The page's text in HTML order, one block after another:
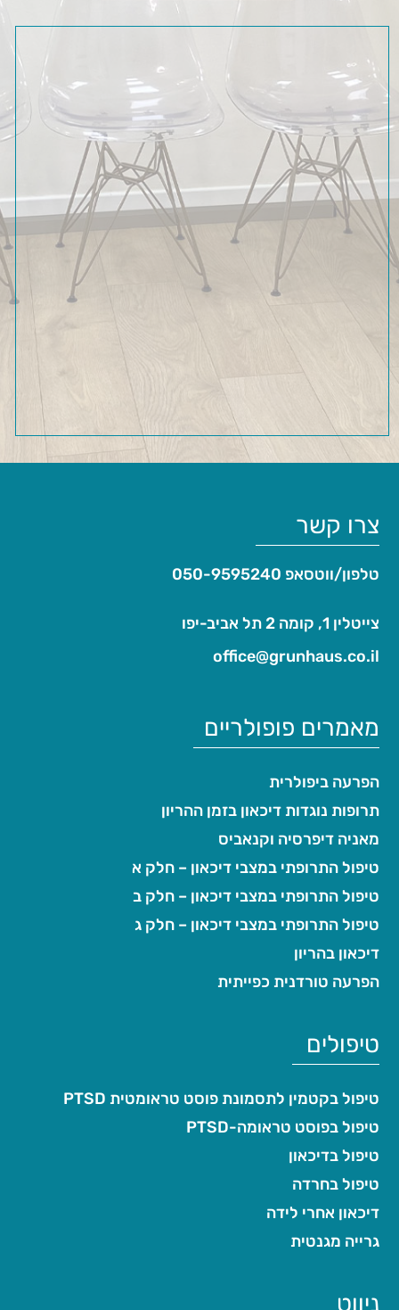
צרו קשר
טלפון/ווטסאפ 050-9595240
צייטלין 1, קומה 2 תל אביב-יפו
office@grunhaus.co.il‏
מאמרים פופולריים
הפרעה ביפולרית
תרופות נוגדות דיכאון בזמן ההריון
מאניה דיפרסיה וקנאביס
טיפול התרופתי במצבי דיכאון – חלק א
טיפול התרופתי במצבי דיכאון – חלק ב
טיפול התרופתי במצבי דיכאון – חלק ג
דיכאון בהריון
הפרעה טורדנית כפייתית
טיפולים
טיפול בקטמין לתסמונת פוסט טראומטית PTSD
טיפול בפוסט טראומה-PTSD
טיפול בדיכאון
טיפול בחרדה
דיכאון אחרי לידה
גרייה מגנטית
ניווט